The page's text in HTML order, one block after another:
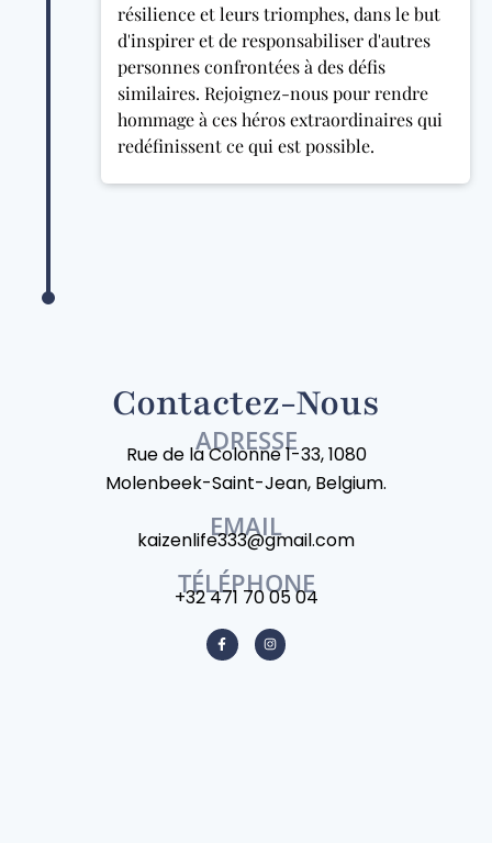
résilience et leurs triomphes, dans le but
d'inspirer et de responsabiliser d'autres
personnes confrontées à des défis
similaires. Rejoignez-nous pour rendre
hommage à ces héros extraordinaires qui
redéfinissent ce qui est possible.
Contactez-Nous
ADRESSE
Rue de la Colonne 1-33, 1080
Molenbeek-Saint-Jean, Belgium.
EMAIL
kaizenlife333@gmail.com
TÉLÉPHONE
+32 471 70 05 04